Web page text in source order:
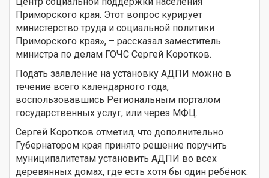
Приморского края. Этот вопрос курирует
министерство труда и социальной политики
Приморского края», – рассказал заместитель
министра по делам ГОЧС Сергей Коротков.
Подать заявление на установку АДПИ можно в
течение всего календарного года,
воспользовавшись Региональным порталом
государственных услуг, или через МФЦ.
Сергей Коротков отметил, что дополнительно
Губернатором края принято решение поручить
муниципалитетам установить АДПИ во всех
деревянных домах, где есть хотя бы один ребёнок.